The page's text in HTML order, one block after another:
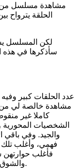
مشاهدة مسلسل من
الحلقة
لكن المسلسل
سأذكرها في هذه
عدد الحلقات كبير
مشاهدة خالصة لي من
كاملا غير
الشخصيات المحورية
والجيد. وفي
فهمي، وأغلب
فأغلب
والشوق والخيانة والغدر وغيرها من الحالات الإنسانية.